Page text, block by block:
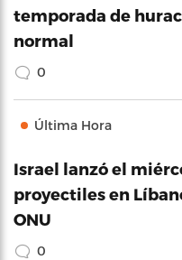
temporada de
normal
0
Última Hora
Israel lanzó el
proyectiles en
ONU
0